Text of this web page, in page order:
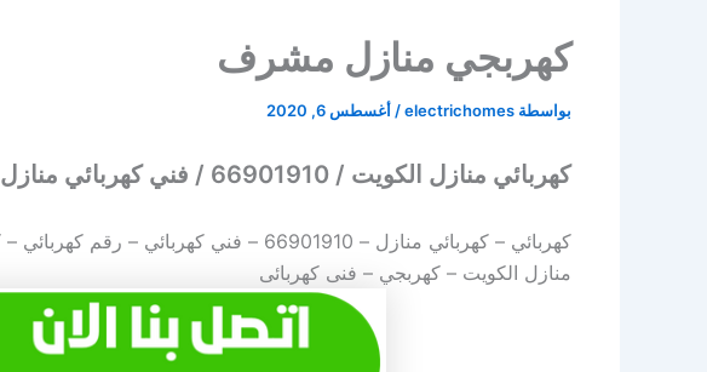
كهربجي منازل مشرف
بواسطة electrichomes
/ أغسطس 6, 2020
كهربائي منازل الكويت / 66901910 / فني كهربائي منازل
كهربائي – كهربائي منازل – 66901910 – فني كهربائي – رقم كهربائي –
منازل الكويت – كهربجي – فنى كهربائى